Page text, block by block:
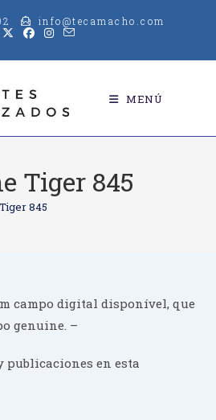
info@tecamacho.com
MENÚ
Tiger 845
845
campo digital disponível, que
genuine. –
publicaciones en esta